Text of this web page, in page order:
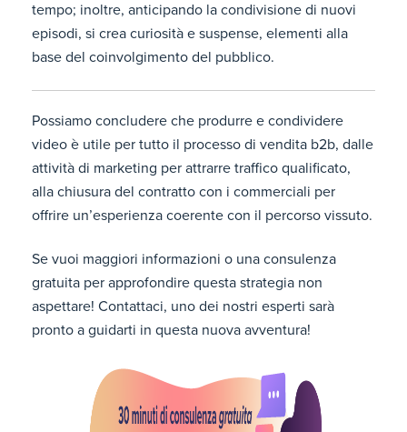
tempo; inoltre, anticipando la condivisione di nuovi
episodi, si crea curiosità e suspense, elementi alla
base del coinvolgimento del pubblico.
Possiamo concludere che produrre e condividere
video è utile per tutto il processo di vendita b2b, dalle
attività di marketing per attrarre traffico qualificato,
alla chiusura del contratto con i commerciali per
offrire un’esperienza coerente con il percorso vissuto.
Se vuoi maggiori informazioni o una consulenza
gratuita per approfondire questa strategia non
aspettare! Contattaci, uno dei nostri esperti sarà
pronto a guidarti in questa nuova avventura!